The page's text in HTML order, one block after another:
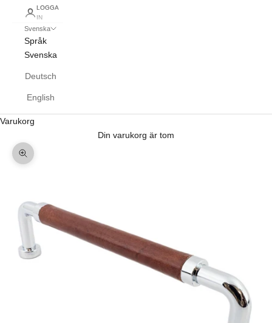
LOGGA
IN
Svenska
Språk
Svenska
Deutsch
English
Varukorg
Din varukorg är tom
Zooma